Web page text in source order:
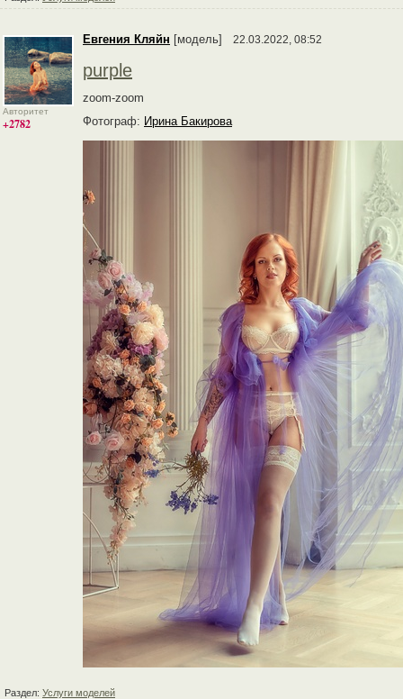
Авторитет
+2782
Евгения Кляйн [модель] 22.03.2022, 08:52
purple
zoom-zoom
Фотограф: Ирина Бакирова
Раздел: Услуги моделей